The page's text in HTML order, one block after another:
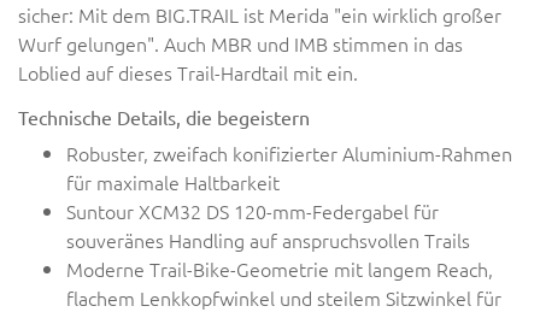
sicher: Mit dem BIG.TRAIL ist Merida "ein wirklich großer
Wurf gelungen". Auch MBR und IMB stimmen in das
Loblied auf dieses Trail-Hardtail mit ein.
Technische Details, die begeistern
Robuster, zweifach konifizierter Aluminium-Rahmen
für maximale Haltbarkeit
Suntour XCM32 DS 120-mm-Federgabel für
souveränes Handling auf anspruchsvollen Trails
Moderne Trail-Bike-Geometrie mit langem Reach,
flachem Lenkkopfwinkel und steilem Sitzwinkel für